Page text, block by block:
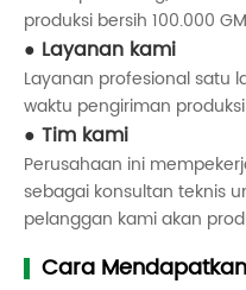
produksi bersih 100.000
Layanan kami
Layanan profesional satu
waktu pengiriman
Tim kami
Perusahaan ini
sebagai konsultan teknis
pelanggan kami akan
Cara